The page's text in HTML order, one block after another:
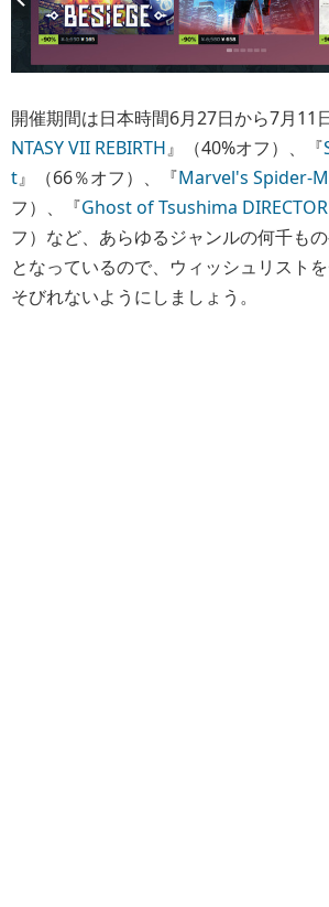
開催期間は日本時間6月27日から7月11
NTASY VII REBIRTH』（40%オフ）、『
t』（66％オフ）、『Marvel's Spider-
フ）、『Ghost of Tsushima
フ）など、あらゆるジャンルの何千も
となっているので、ウィッシュリスト
そびれないようにしましょう。